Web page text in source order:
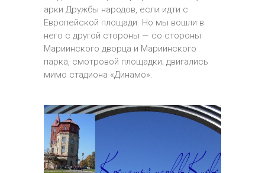
арки Дружбы народов, если идти с
Европейской площади. Но мы вошли в
него с другой стороны — со стороны
Мариинского дворца и Мариинского
парка, смотровой площадки; двигались
мимо стадиона «Динамо».